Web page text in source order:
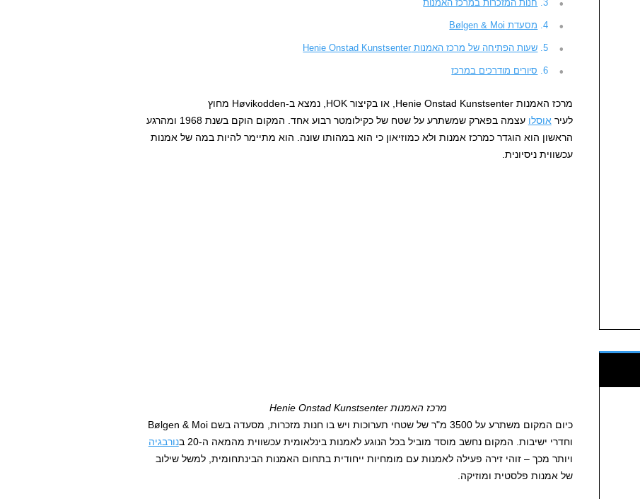
חנות המזכרות במרכז האמנות
מסעדת Bølgen & Moi
שעות הפתיחה של מרכז האמנות Henie Onstad Kunstsenter
סיורים מודרכים במרכז
מרכז האמנות Henie Onstad Kunstsenter, או בקיצור HOK, נמצא ב-Høvikodden מחוץ
לעיר אוסלו
עצמה בפארק שמשתרע על שטח של כקילומטר רבוע אחד. המקום הוקם בשנת 1968 ומהרגע
הראשון הוא הוגדר כמרכז אמנות ולא כמוזיאון כי הוא במהותו שונה. הוא מתיימר להיות במה של אמנות
עכשווית ניסיונית.
‏‏מרכז האמנות Henie Onstad Kunstsenter
כיום המקום משתרע על 3500 מ"ר של שטחי תערוכות ויש בו חנות מזכרות, מסעדה בשם Bølgen & Moi
וחדרי ישיבות. המקום נחשב מוסד מוביל בכל הנוגע לאמנות בינלאומית עכשווית מהמאה ה-20 ב
נורבגיה
ויותר מכך – זוהי זירה פעילה לאמנות עם מומחיות ייחודית בתחום האמנות הבינתחומית, למשל שילוב
של אמנות פלסטית ומוזיקה.